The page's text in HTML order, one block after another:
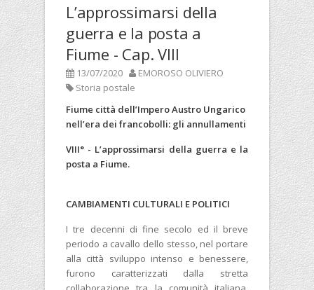
L’approssimarsi della
guerra e la posta a
Fiume - Cap. VIII
13/07/2020
EMOROSO OLIVIERO
Storia postale
Fiume città dell’Impero Austro Ungarico
nell’era dei francobolli: gli annullamenti
VIII° - L’approssimarsi della guerra e la
posta a Fiume.
CAMBIAMENTI CULTURALI E POLITICI
I tre decenni di fine secolo ed il breve
periodo a cavallo dello stesso, nel portare
alla città sviluppo intenso e benessere,
furono caratterizzati dalla stretta